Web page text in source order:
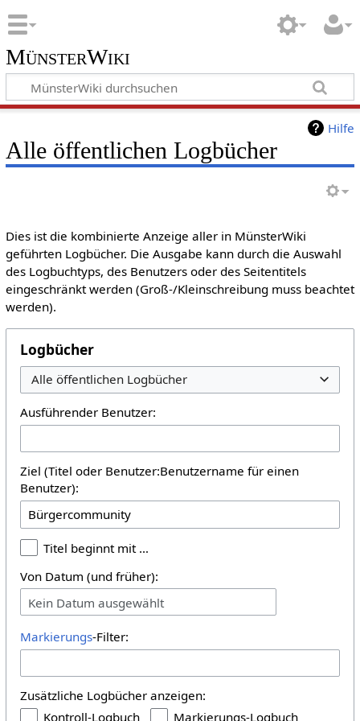
MünsterWiki
Hilfe
Alle öffentlichen Logbücher
Dies ist die kombinierte Anzeige aller in MünsterWiki
geführten Logbücher. Die Ausgabe kann durch die Auswahl
des Logbuchtyps, des Benutzers oder des Seitentitels
eingeschränkt werden (Groß-/Kleinschreibung muss beachtet
werden).
Logbücher
Alle öffentlichen Logbücher
Ausführender Benutzer:
Ziel (Titel oder Benutzer:Benutzername für einen
Benutzer):
Titel beginnt mit …
Von Datum (und früher):
Kein Datum ausgewählt
Markierungs-Filter:
Zusätzliche Logbücher anzeigen:
Kontroll-Logbuch
Markierungs-Logbuch